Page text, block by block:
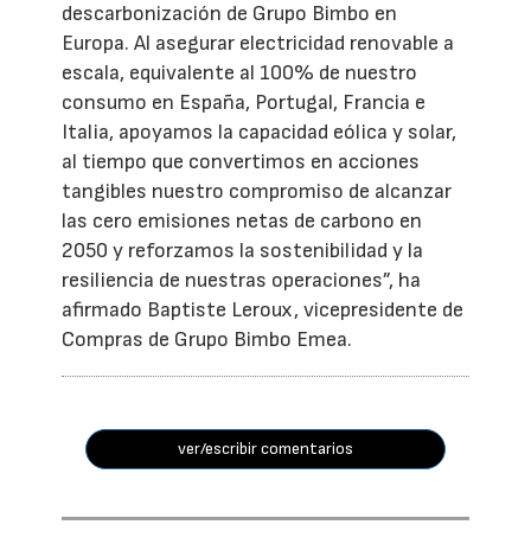
descarbonización de Grupo Bimbo en
Europa. Al asegurar electricidad renovable a
escala, equivalente al 100% de nuestro
consumo en España, Portugal, Francia e
Italia, apoyamos la capacidad eólica y solar,
al tiempo que convertimos en acciones
tangibles nuestro compromiso de alcanzar
las cero emisiones netas de carbono en
2050 y reforzamos la sostenibilidad y la
resiliencia de nuestras operaciones”, ha
afirmado Baptiste Leroux, vicepresidente de
Compras de Grupo Bimbo Emea.
ver/escribir comentarios